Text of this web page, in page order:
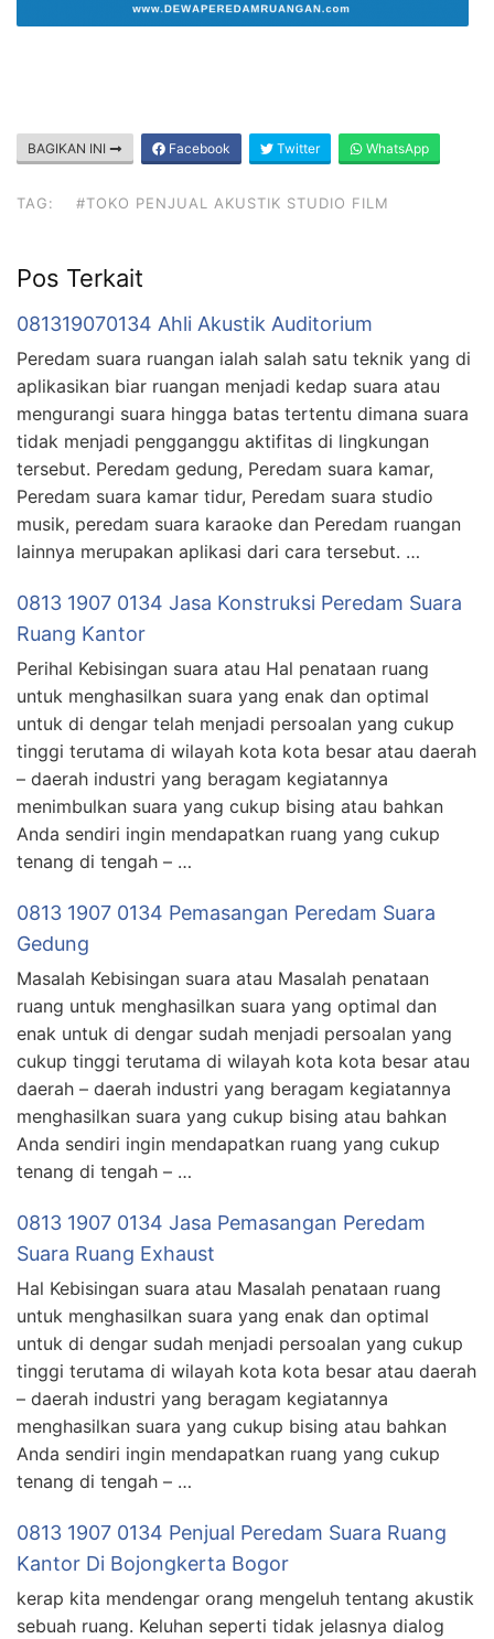
BAGIKAN INI Facebook Twitter WhatsApp
TAG: #TOKO PENJUAL AKUSTIK STUDIO FILM
Pos Terkait
081319070134 Ahli Akustik Auditorium
Peredam suara ruangan ialah salah satu teknik yang di
aplikasikan biar ruangan menjadi kedap suara atau
mengurangi suara hingga batas tertentu dimana suara
tidak menjadi pengganggu aktifitas di lingkungan
tersebut. Peredam gedung, Peredam suara kamar,
Peredam suara kamar tidur, Peredam suara studio
musik, peredam suara karaoke dan Peredam ruangan
lainnya merupakan aplikasi dari cara tersebut. …
0813 1907 0134 Jasa Konstruksi Peredam Suara
Ruang Kantor
Perihal Kebisingan suara atau Hal penataan ruang
untuk menghasilkan suara yang enak dan optimal
untuk di dengar telah menjadi persoalan yang cukup
tinggi terutama di wilayah kota kota besar atau daerah
– daerah industri yang beragam kegiatannya
menimbulkan suara yang cukup bising atau bahkan
Anda sendiri ingin mendapatkan ruang yang cukup
tenang di tengah – …
0813 1907 0134 Pemasangan Peredam Suara
Gedung
Masalah Kebisingan suara atau Masalah penataan
ruang untuk menghasilkan suara yang optimal dan
enak untuk di dengar sudah menjadi persoalan yang
cukup tinggi terutama di wilayah kota kota besar atau
daerah – daerah industri yang beragam kegiatannya
menghasilkan suara yang cukup bising atau bahkan
Anda sendiri ingin mendapatkan ruang yang cukup
tenang di tengah – …
0813 1907 0134 Jasa Pemasangan Peredam
Suara Ruang Exhaust
Hal Kebisingan suara atau Masalah penataan ruang
untuk menghasilkan suara yang enak dan optimal
untuk di dengar sudah menjadi persoalan yang cukup
tinggi terutama di wilayah kota kota besar atau daerah
– daerah industri yang beragam kegiatannya
menghasilkan suara yang cukup bising atau bahkan
Anda sendiri ingin mendapatkan ruang yang cukup
tenang di tengah – …
0813 1907 0134 Penjual Peredam Suara Ruang
Kantor Di Bojongkerta Bogor
kerap kita mendengar orang mengeluh tentang akustik
sebuah ruang. Keluhan seperti tidak jelasnya dialog